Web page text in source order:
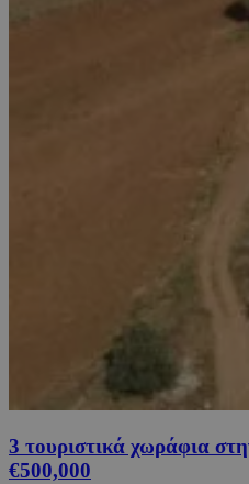
3 τουριστικά χωράφια
€500,000